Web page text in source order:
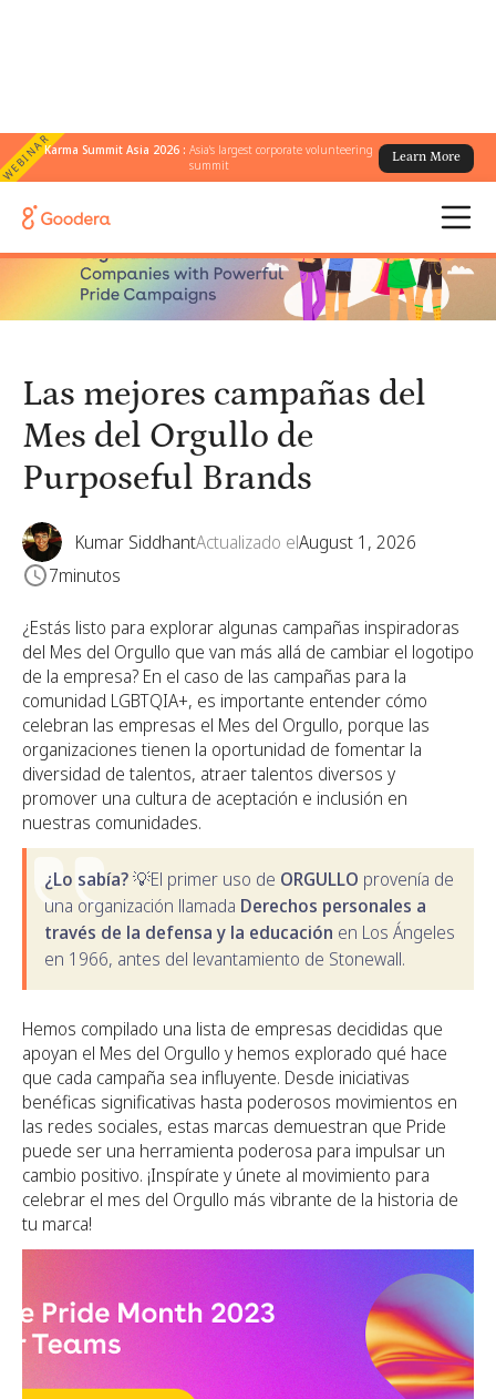
WEBINARKarma Summit Asia 2026 :Asia's largest corporate volunteering
summit
Learn More
← Todos los blogs
Las mejores campañas del
Mes del Orgullo de
Purposeful Brands
Kumar SiddhantActualizado elAugust 1, 2026
7minutos
¿Estás listo para explorar algunas campañas inspiradoras
del Mes del Orgullo que van más allá de cambiar el logotipo
de la empresa? En el caso de las campañas para la
comunidad LGBTQIA+, es importante entender cómo
celebran las empresas el Mes del Orgullo, porque las
organizaciones tienen la oportunidad de fomentar la
diversidad de talentos, atraer talentos diversos y
promover una cultura de aceptación e inclusión en
nuestras comunidades.
¿Lo sabía? 💡El primer uso de ORGULLO provenía de
una organización llamada Derechos personales a
través de la defensa y la educación en Los Ángeles
en 1966, antes del levantamiento de Stonewall.
Hemos compilado una lista de empresas decididas que
apoyan el Mes del Orgullo y hemos explorado qué hace
que cada campaña sea influyente. Desde iniciativas
benéficas significativas hasta poderosos movimientos en
las redes sociales, estas marcas demuestran que Pride
puede ser una herramienta poderosa para impulsar un
cambio positivo. ¡Inspírate y únete al movimiento para
celebrar el mes del Orgullo más vibrante de la historia de
tu marca!